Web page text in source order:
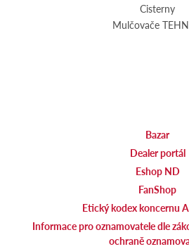
Cisterny
Mulčovače
Bazar
Dealer portál
Eshop ND
FanShop
Etický kodex koncernu
Informace pro oznamovatele dle
ochraně